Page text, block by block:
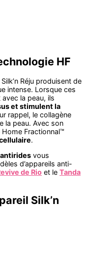
HF
Réju produisent de
intense. Lorsque ces
la peau, ils
et stimulent la
rappel, le collagène
la peau. Avec son
Fractionnal™
.
vous
d’appareils anti-
de Rio et le Tanda
Silk’n